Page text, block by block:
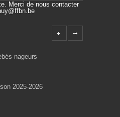
Merci de nous contacter
nageurs
2025-2026